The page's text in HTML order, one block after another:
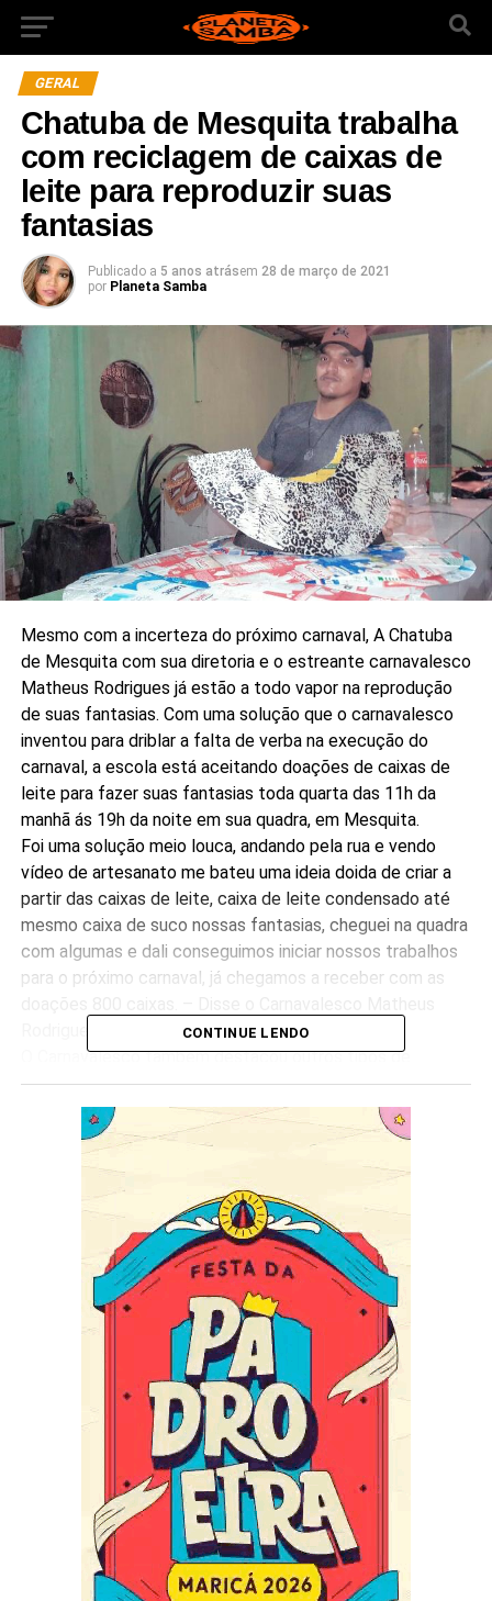
GERAL
Chatuba de Mesquita trabalha
com reciclagem de caixas de
leite para reproduzir suas
fantasias
Publicado a 5 anos atrásem 28 de março de 2021
por Planeta Samba
Mesmo com a incerteza do próximo carnaval, A Chatuba
de Mesquita com sua diretoria e o estreante carnavalesco
Matheus Rodrigues já estão a todo vapor na reprodução
de suas fantasias. Com uma solução que o carnavalesco
inventou para driblar a falta de verba na execução do
carnaval, a escola está aceitando doações de caixas de
leite para fazer suas fantasias toda quarta das 11h da
manhã ás 19h da noite em sua quadra, em Mesquita.
Foi uma solução meio louca, andando pela rua e vendo
vídeo de artesanato me bateu uma ideia doida de criar a
partir das caixas de leite, caixa de leite condensado até
mesmo caixa de suco nossas fantasias, cheguei na quadra
com algumas e dali conseguimos iniciar nossos trabalhos
para o próximo carnaval, já chegamos a receber com as
O Carnavalesco também destacou outros tipos de
materiais alternativos em que a escola está aceitando
como garrafas pet, tampas de garrafa pet, copos de
iogurte e também formas de marmitex.
A Chatuba de Mesquita está filiada a liga LIVRES para o
próximo carnaval e levará o enredo ” Cortejo aos reis do
Congo ” sobre o maracatu.
CONTINUE LENDO